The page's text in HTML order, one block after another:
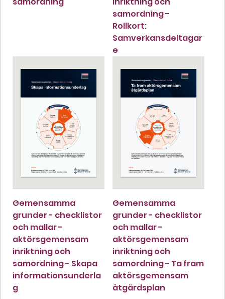
samordning -
Rollkort:
Samverkansdeltagar
e
Gemensamma
grunder - checklistor
och mallar -
aktörsgemensam
inriktning och
samordning - Skapa
informationsunderla
g
Gemensamma
grunder - checklistor
och mallar -
aktörsgemensam
inriktning och
samordning - Ta fram
aktörsgemensam
åtgärdsplan